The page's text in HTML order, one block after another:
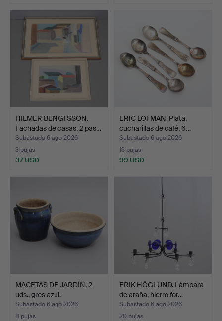
HILMER BENGTSSON.
Fachadas de casas, 2 pas…
Subastado 6 ago 2026
3 pujas
37 USD
ERIC LÖFMAN. Plata,
cucharillas de café, 6…
Subastado 6 ago 2026
13 pujas
99 USD
MACETAS DE JARDÍN, 2
uds., gres azul.
Subastado 6 ago 2026
8 pujas
ERIK HÖGLUND. Lámpara
de araña, hierro for…
Subastado 6 ago 2026
20 pujas